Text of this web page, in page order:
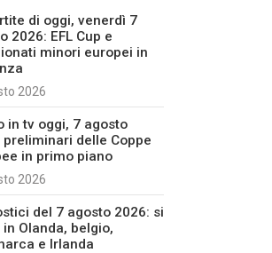
di oggi, venerdì 7
2026: EFL Cup e
minori europei in
2026
in tv oggi, 7 agosto
preliminari delle Coppe
in primo piano
2026
del 7 agosto 2026: si
Olanda, belgio,
e Irlanda